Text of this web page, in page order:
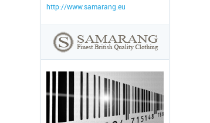
http://www.samarang.eu